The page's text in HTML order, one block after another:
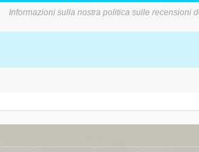
Informazioni sulla nostra politica sulle recensioni